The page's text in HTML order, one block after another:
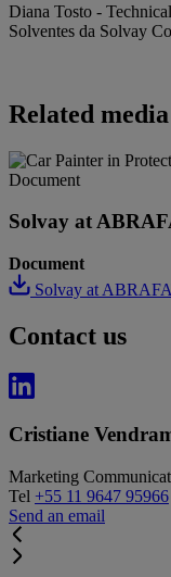
Diana Tosto -
Solventes da Solvay
Related media
Document
Solvay at
Document
Solvay at
Contact us
Cristiane
Marketing
Tel +55 11 9647 95966
Send an email